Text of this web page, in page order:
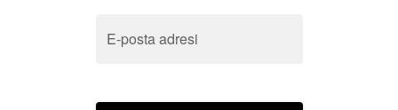
E-posta adresi